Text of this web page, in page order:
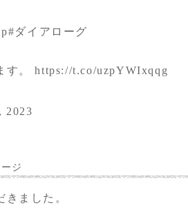
#ダイアローグ
す。https://t.co/uzpYWIxqqg
2023
ジ
ました。